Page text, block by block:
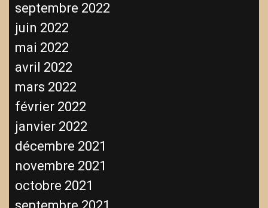
septembre 2022
juin 2022
mai 2022
avril 2022
mars 2022
février 2022
janvier 2022
décembre 2021
novembre 2021
octobre 2021